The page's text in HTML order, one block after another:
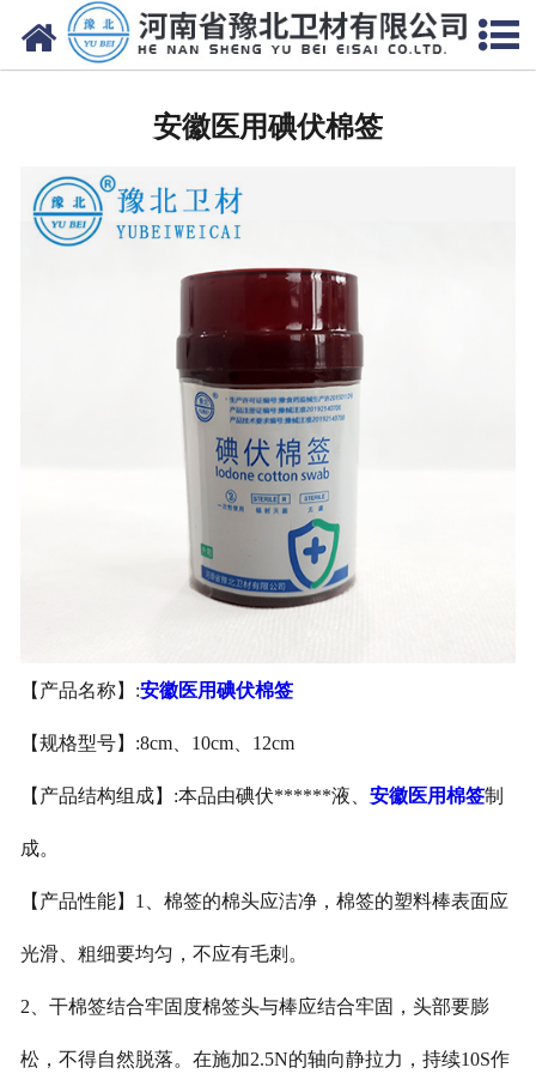
网站首页
安徽医用棉签
安徽显影纱布
安徽医用口罩帽
安徽医用包类
安徽医用手套
安徽医用鞋套
安徽其他卫材
安徽医用碘伏棉签
【产品名称】:安徽医用碘伏棉签
【规格型号】:8cm、10cm、12cm
【产品结构组成】:本品由碘伏******液、 安徽医用棉签制
成。
【产品性能】1、棉签的棉头应洁净，棉签的塑料棒表面应
光滑、粗细要均匀，不应有毛刺。
2、干棉签结合牢固度棉签头与棒应结合牢固，头部要膨
松，不得自然脱落。在施加2.5N的轴向静拉力，持续10S作